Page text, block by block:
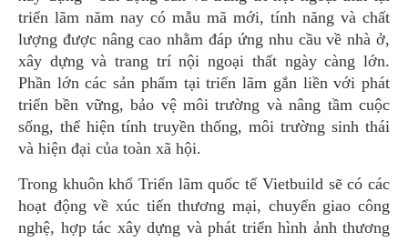
triển lãm năm nay có mẫu mã mới, tính năng và chất
lượng được nâng cao nhằm đáp ứng nhu cầu về nhà ở,
xây dựng và trang trí nội ngoại thất ngày càng lớn.
Phần lớn các sản phẩm tại triển lãm gắn liền với phát
triển bền vững, bảo vệ môi trường và nâng tầm cuộc
sống, thể hiện tính truyền thống, môi trường sinh thái
và hiện đại của toàn xã hội.
Trong khuôn khổ Triển lãm quốc tế Vietbuild sẽ có các
hoạt động về xúc tiến thương mại, chuyển giao công
nghệ, hợp tác xây dựng và phát triển hình ảnh thương